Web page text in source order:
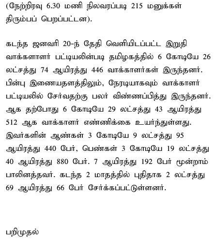
(நேற்றிரவு 6.30 மணி நிலவரப்படி 215 மனுக்கள்
திரும்பப் பெறப்பட்டன).
கடந்த ஜனவரி 20-ந் தேதி வெளியிடப்பட்ட இறுதி
வாக்களாளர் பட்டியலின்படி தமிழகத்தில் 6 கோடியே 26
லட்சத்து 74 ஆயிரத்து 446 வாக்காளர்கள் இருந்தனர்.
பின்பு இணையதளத்திலும், நேரடியாகவும் வாக்காளர்
பட்டியலில் சேர்வதற்கு பலர் விண்ணப்பித்து இருந்தனர்.
ஆக தற்போது 6 கோடியே 29 லட்சத்து 43 ஆயிரத்து
512 ஆக வாக்காளர் எண்ணிக்கை உயர்ந்துள்ளது.
இவர்களின் ஆண்கள் 3 கோடியே 9 லட்சத்து 95
ஆயிரத்து 440 பேர், பெண்கள் 3 கோடியே 19 லட்சத்து
40 ஆயிரத்து 880 பேர். 7 ஆயிரத்து 192 பேர் மூன்றாம்
பாலினத்தவர். கடந்த 2 மாதத்தில் புதிதாக 2 லட்சத்து
69 ஆயிரத்து 66 பேர் சேர்க்கப்பட்டுள்ளனர்.
பறிமுதல்